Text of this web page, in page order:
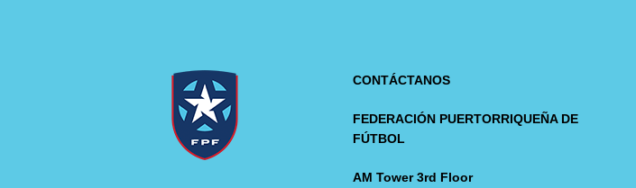
CONTÁCTANOS
FEDERACIÓN PUERTORRIQUEÑA DE
FÚTBOL
AM Tower 3rd Floor